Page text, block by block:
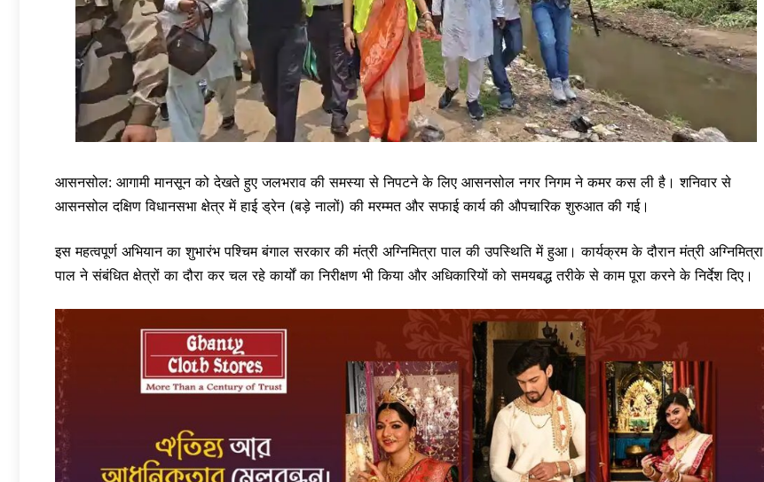
आसनसोल: आगामी मानसून को देखते हुए जलभराव की समस्या से निपटने के लिए आसनसोल नगर निगम ने कमर कस ली है। शनिवार से
आसनसोल दक्षिण विधानसभा क्षेत्र में हाई ड्रेन (बड़े नालों) की मरम्मत और सफाई कार्य की औपचारिक शुरुआत की गई।
इस महत्वपूर्ण अभियान का शुभारंभ पश्चिम बंगाल सरकार की मंत्री अग्निमित्रा पाल की उपस्थिति में हुआ। कार्यक्रम के दौरान मंत्री अग्निमित्रा
पाल ने संबंधित क्षेत्रों का दौरा कर चल रहे कार्यों का निरीक्षण भी किया और अधिकारियों को समयबद्ध तरीके से काम पूरा करने के निर्देश दिए।